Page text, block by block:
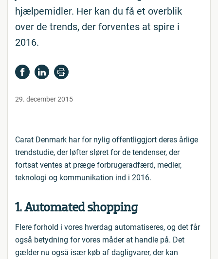
hjælpemidler. Her kan du få et overblik
over de trends, der forventes at spire i
2016.
29. december 2015
Carat Denmark har for nylig offentliggjort deres årlige
trendstudie, der løfter sløret for de tendenser, der
fortsat ventes at præge forbrugeradfærd, medier,
teknologi og kommunikation ind i 2016.
1. Automated shopping
Flere forhold i vores hverdag automatiseres, og det får
også betydning for vores måder at handle på. Det
gælder nu også især køb af dagligvarer, der kan